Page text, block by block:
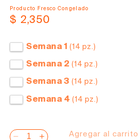
Producto Fresco Congelado
Precio
$ 2,350
Semana 1(14 pz.)
Semana 2(14 pz.)
Semana 3(14 pz.)
Semana 4(14 pz.)
Agregar al carrito